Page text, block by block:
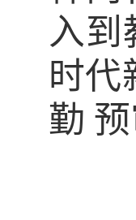
入到
时代
勤